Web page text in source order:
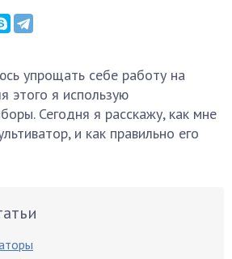
упрощать себе работу на
этого я использую
Сегодня я расскажу, как мне
и как правильно его